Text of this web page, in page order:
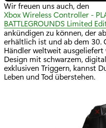
Wir freuen uns auch, den
Xbox Wireless Controller -
BATTLEGROUNDS Limited
ankündigen zu können, der
erhältlich ist und ab dem 30.
Händler weltweit
Design mit schwarzem,
exklusiven Triggern, kannst
Leben und Tod überstehen.